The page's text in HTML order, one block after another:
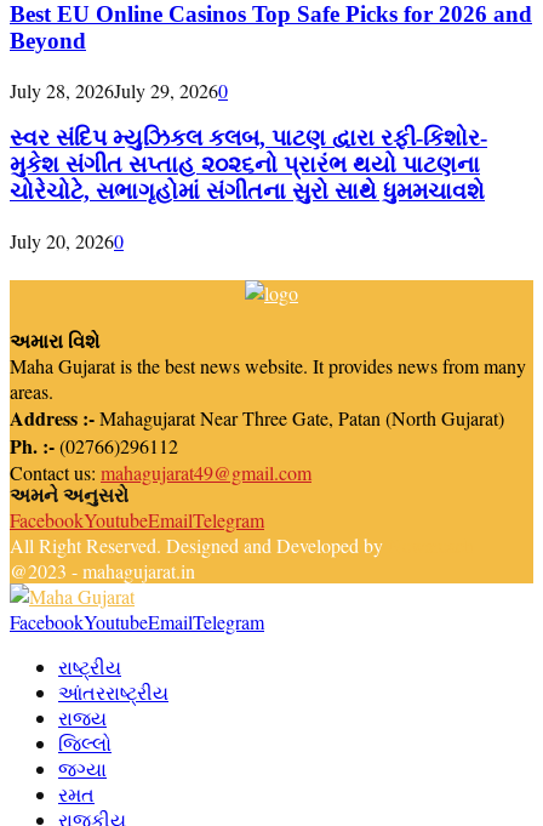
Best EU Online Casinos Top Safe Picks for 2026 and
Beyond
July 28, 2026July 29, 20260
સ્વર સંદિપ મ્યુઝિકલ કલબ, પાટણ દ્વારા રફી-કિશોર-
મુકેશ સંગીત સપ્તાહ ૨૦૨૬નો પ્રારંભ થયો પાટણના
ચોરેચોટે, સભાગૃહોમાં સંગીતના સુરો સાથે ધુમમચાવશે
July 20, 20260
અમારા વિશે
Maha Gujarat is the best news website. It provides news from many
areas.
Address :-Mahagujarat Near Three Gate, Patan (North Gujarat)
Ph. :-(02766)296112
Contact us: mahagujarat49@gmail.com
અમને અનુસરો
FacebookYoutubeEmailTelegram
All Right Reserved. Designed and Developed by
@2023 - mahagujarat.in
FacebookYoutubeEmailTelegram
રાષ્ટ્રીય
આંતરરાષ્ટ્રીય
રાજ્ય
જિલ્લો
જગ્યા
રમત
રાજકીય